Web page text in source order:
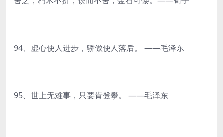
94、虚心使人进步，骄傲使人落后。 ——毛泽东
95、世上无难事，只要肯登攀。 ——毛泽东